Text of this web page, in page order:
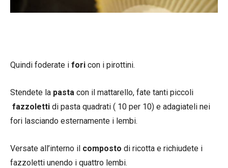
Quindi foderate i fori con i pirottini.
Stendete la pasta con il mattarello, fate tanti piccoli
fazzoletti di pasta quadrati ( 10 per 10) e adagiateli nei
fori lasciando esternamente i lembi.
Versate all’interno il composto di ricotta e richiudete i
fazzoletti unendo i quattro lembi.